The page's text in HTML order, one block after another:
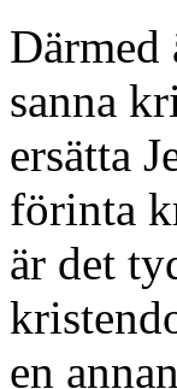
Därmed
sanna
ersätta
förinta
är det
en